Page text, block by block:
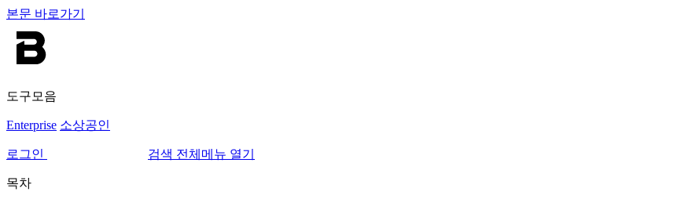
본문 바로가기
도구모음
Enterprise 소상공인
로그인 검색 전체메뉴 열기
목차